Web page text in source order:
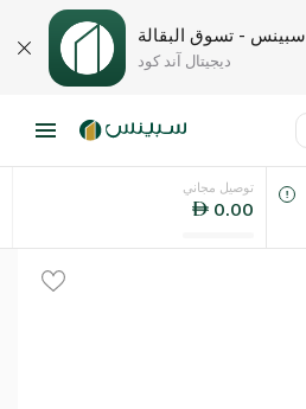
سبينس - تسوق البقالة
ديجيتال آند كود
اللغةتوصيل مجاني
0.00